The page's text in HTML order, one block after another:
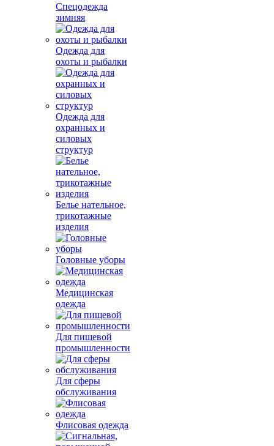
Спецодежда
зимняя
Одежда для
охоты и рыбалки
Одежда для
охранных и
силовых
структур
Белье нательное,
трикотажные
изделия
Головные уборы
Медицинская
одежда
Для пищевой
промышленности
Для сферы
обслуживания
Флисовая одежда